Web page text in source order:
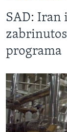
SAD: Iran
programa